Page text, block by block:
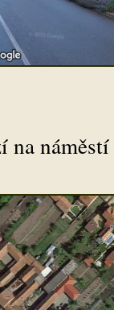
na